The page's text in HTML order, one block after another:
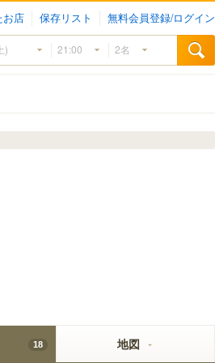
お店 保存リスト 無料会員登録/ログイン
18 地図